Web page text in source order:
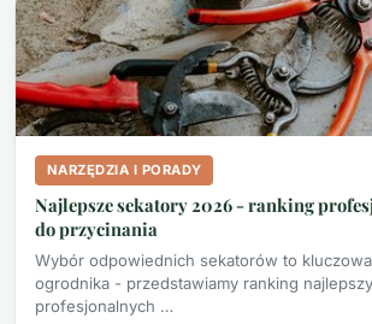
NARZĘDZIA I PORADY
Najlepsze sekatory 2026 - ranking
do przycinania
Wybór odpowiednich sekatorów to
ogrodnika - przedstawiamy ranking
profesjonalnych …